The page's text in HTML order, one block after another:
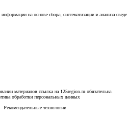
на основе сбора, систематизации и анализа
материалов ссылка на 125region.ru обязательна.
обработки персональных данных
Рекомендательные технологии